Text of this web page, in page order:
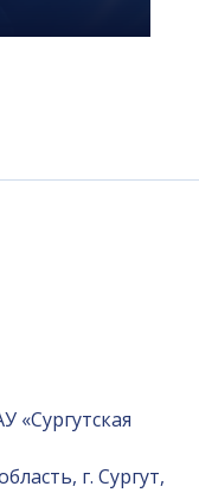
г. Сургут,